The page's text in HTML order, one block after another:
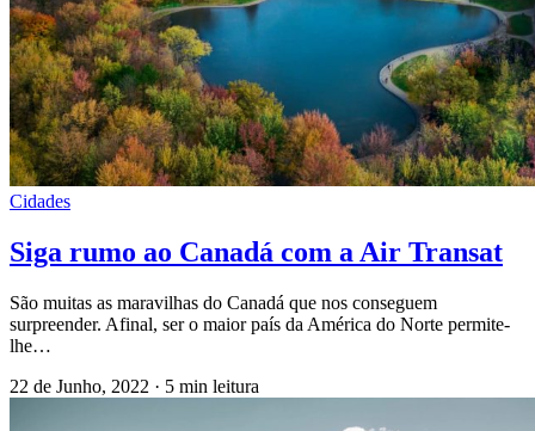
Cidades
Siga rumo ao Canadá com a Air Transat
São muitas as maravilhas do Canadá que nos conseguem
surpreender. Afinal, ser o maior país da América do Norte permite-
lhe…
22 de Junho, 2022 · 5 min leitura